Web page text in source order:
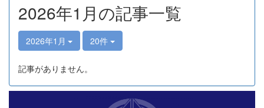
2026年1月の記事一覧
2026年1月 20件
記事がありません。